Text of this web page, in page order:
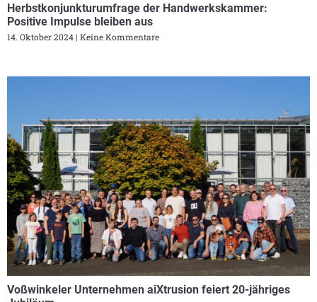
Herbstkonjunkturumfrage der Handwerkskammer:
Positive Impulse bleiben aus
14. Oktober 2024 Keine Kommentare
Voßwinkeler Unternehmen aiXtrusion feiert 20-jähriges